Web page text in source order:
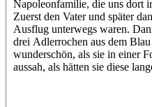
Napoleonfamilie, die uns dort
Zuerst den Vater und später
Ausflug unterwegs waren.
drei Adlerrochen aus dem
wunderschön, als sie in einer
aussah, als hätten sie diese